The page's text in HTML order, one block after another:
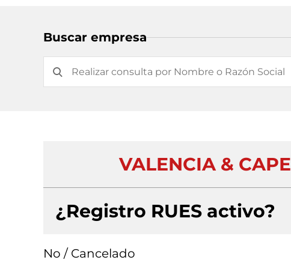
Buscar empresa
VALENCIA &
¿Registro RUES activo?
No / Cancelado